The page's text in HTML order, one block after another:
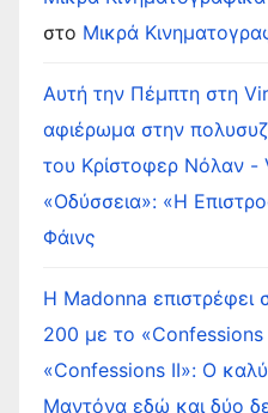
στο Μικρά
Αυτή την Πέμπτη στη
αφιέρωμα στην
του Κρίστοφερ Νόλαν -
«Οδύσσεια»: «Η
Φάινς
Η Madonna επιστρέφει
200 με το
«Confessions II»: Ο
Μαντόνα εδώ και δύο